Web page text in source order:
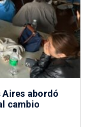
Aires abordó
cambio